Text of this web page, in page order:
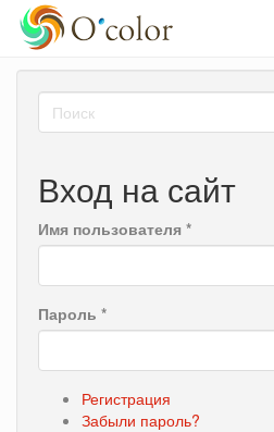
основному
Форма
поиска
Вход на сайт
Имя пользователя *
Пароль *
Регистрация
Забыли пароль?